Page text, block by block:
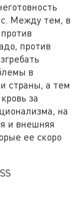
Между тем, в
против
в
страны, а тем
за
на
и внешняя
ее скоро